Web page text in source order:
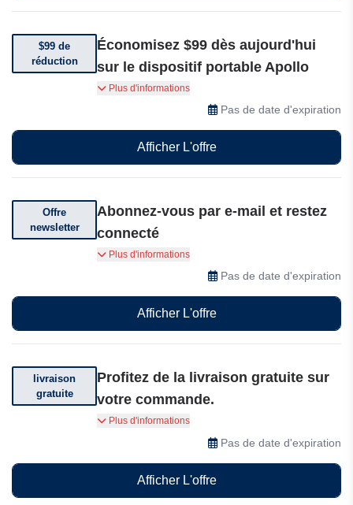
$99 de
réduction
Économisez $99 dès aujourd'hui
sur le dispositif portable Apollo
Économisez $99 dès aujourd'hui sur l'appareil
portable Apollo et commencez à vous sentir plus
calme, plus concentré et reposé.
Plus d'informations
Pas de date d'expiration
Afficher L'offre
Offre
newsletter
Abonnez-vous par e-mail et restez
connecté
Abonnez-vous par e-mail et restez informé(e) de
toute l'actualité Apollo Neuro.
Plus d'informations
Pas de date d'expiration
Afficher L'offre
livraison
gratuite
Profitez de la livraison gratuite sur
votre commande.
Réduisez votre stress, dormez plus et profitez
de la livraison gratuite sur votre commande.
Plus d'informations
Pas de date d'expiration
Afficher L'offre